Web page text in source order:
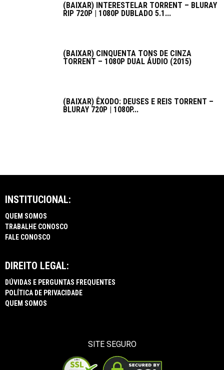
(BAIXAR) INTERESTELAR TORRENT – BLURAY
RIP 720P | 1080P DUBLADO 5.1...
(BAIXAR) CINQUENTA TONS DE CINZA
TORRENT – 1080P DUAL ÁUDIO (2015)
(BAIXAR) ÊXODO: DEUSES E REIS TORRENT –
BLURAY 720P | 1080P...
INSTITUCIONAL:
QUEM SOMOS
TRABALHE CONOSCO
FALE CONOSCO
DIREITO LEGAL:
DÚVIDAS E PERGUNTAS FREQUENTES
POLÍTICA DE PRIVACIDADE
QUEM SOMOS
SITE SEGURO